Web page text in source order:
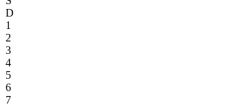
D
1
2
3
4
5
6
7